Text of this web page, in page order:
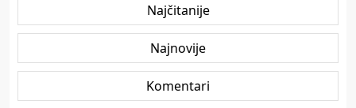
Najčitanije
Najnovije
Komentari